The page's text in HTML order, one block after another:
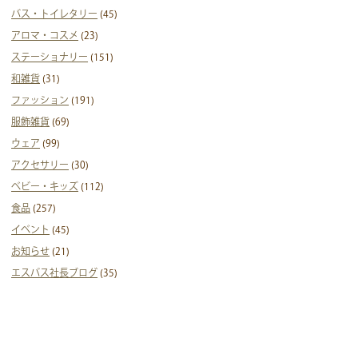
バス・トイレタリー (45)
アロマ・コスメ (23)
ステーショナリー (151)
和雑貨 (31)
ファッション (191)
服飾雑貨 (69)
ウェア (99)
アクセサリー (30)
ベビー・キッズ (112)
食品 (257)
イベント (45)
お知らせ (21)
エスパス社長ブログ (35)